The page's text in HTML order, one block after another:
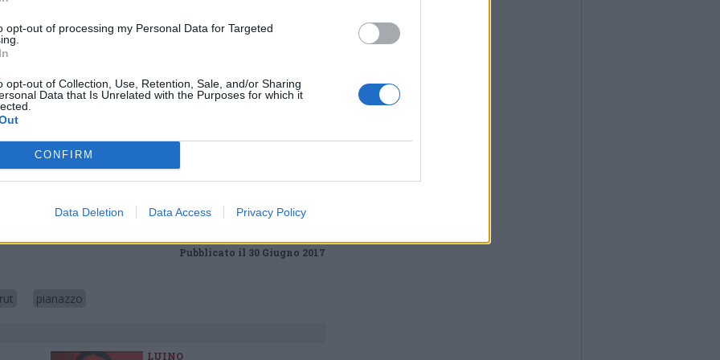
opt-out of processing my Personal Data for Targeted
opt-out of Collection, Use, Retention, Sale, and/or Sharing
Data that Is Unrelated with the Purposes for which it
CONFIRM
Data Deletion Data Access Privacy Policy
portiere maschile offerto dal Luino Fbc
Pianazzo, a Luino e il torneo si giocherà a
30 e fino a domenica 2 luglio.
Via Confalonieri, 5
diagosto
Pubblicato il 30 Giugno 2017
pianazzo
LUINO